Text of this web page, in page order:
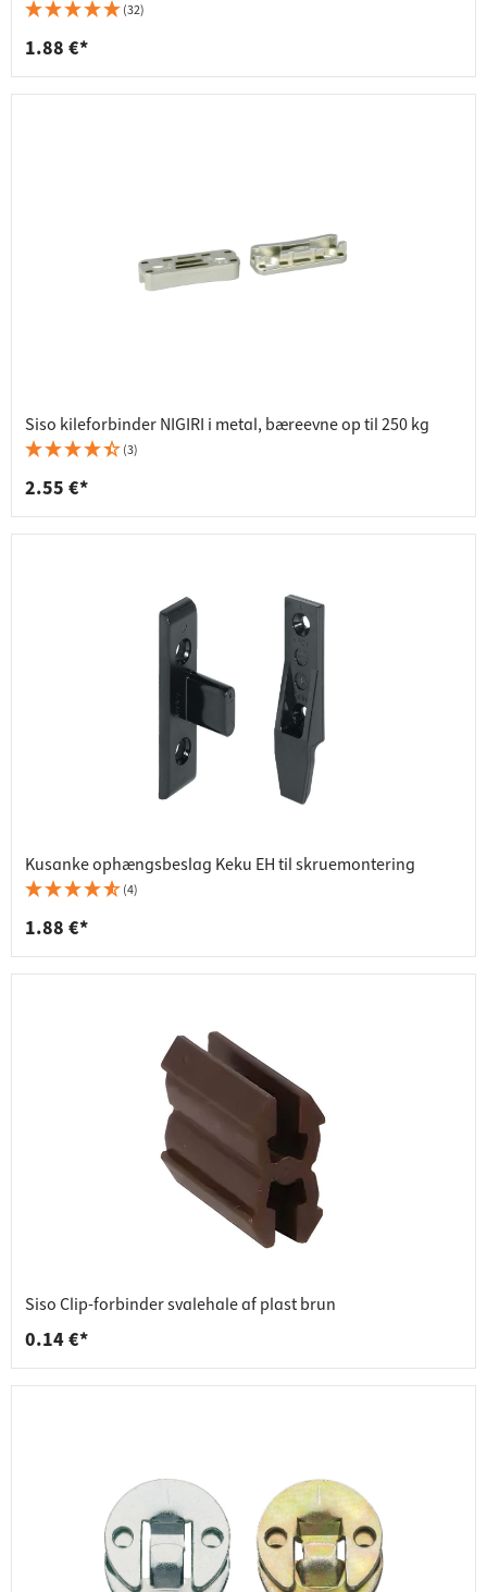
(32)
1.88 €*
Siso kileforbinder NIGIRI i metal, bæreevne op til 250 kg
(3)
2.55 €*
Kusanke ophængsbeslag Keku EH til skruemontering
(4)
1.88 €*
Siso Clip-forbinder svalehale af plast brun
0.14 €*